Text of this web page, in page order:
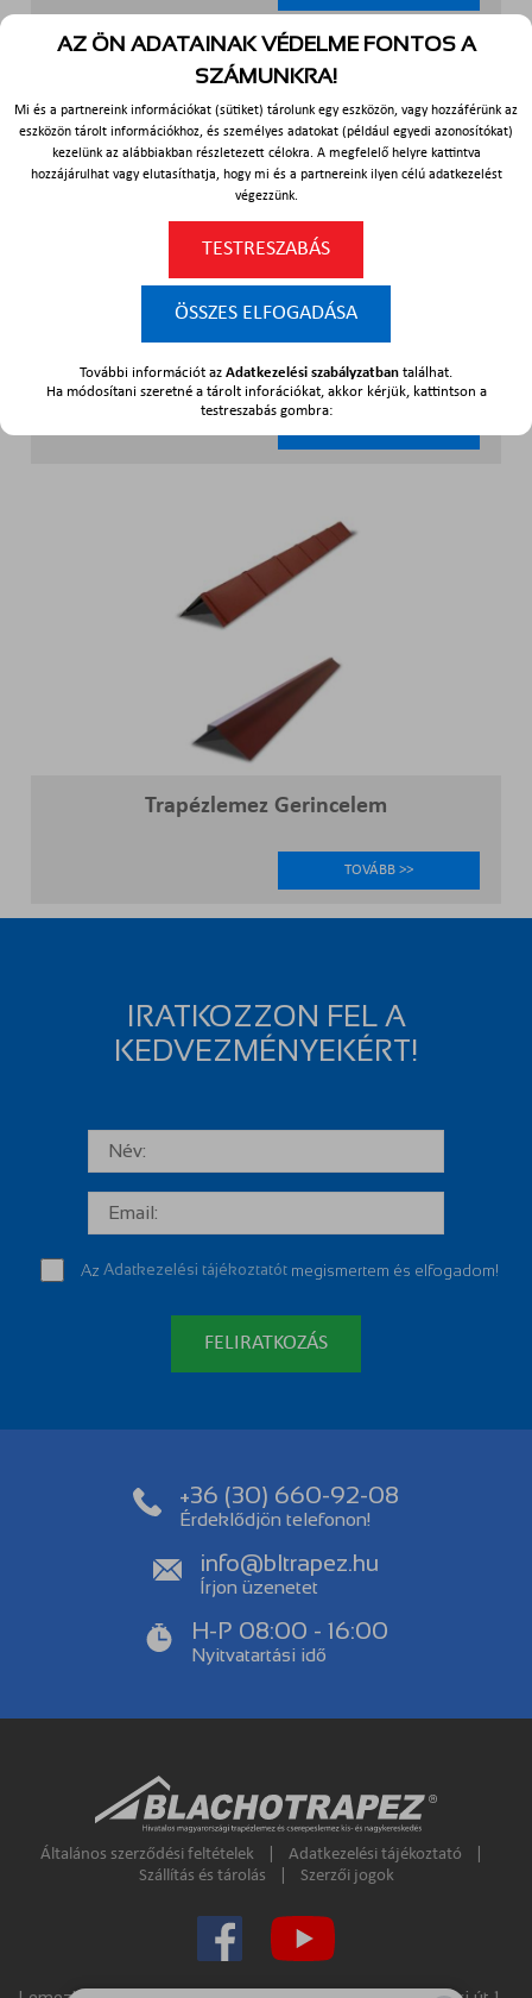
Páraáteresztő tetőfólia
Trapézlemez Gerincelem
TOVÁBB >>
IRATKOZZON FEL A
KEDVEZMÉNYEKÉRT!
Az Adatkezelési tájékoztatót megismertem és elfogadom!
FELIRATKOZÁS
+36 (30) 660-92-08
Érdeklődjön telefonon!
info@bltrapez.hu
Írjon üzenetet
H-P 08:00 - 16:00
Nyitvatartási idő
Általános szerződési feltételek Adatkezelési tájékoztató
Szállítás és tárolás
Szerzői jogok
AZ ÖN ADATAINAK VÉDELME FONTOS A
SZÁMUNKRA!
Mi és a partnereink információkat (sütiket) tárolunk egy eszközön, vagy hozzáférünk az
eszközön tárolt információkhoz, és személyes adatokat (például egyedi azonosítókat)
kezelünk az alábbiakban részletezett célokra. A megfelelő helyre kattintva
hozzájárulhat vagy elutasíthatja, hogy mi és a partnereink ilyen célú adatkezelést
végezzünk.
TESTRESZABÁS
ÖSSZES ELFOGADÁSA
További információt az Adatkezelési szabályzatban találhat.
Ha módosítani szeretné a tárolt inforációkat, akkor kérjük, kattintson a
testreszabás gombra: